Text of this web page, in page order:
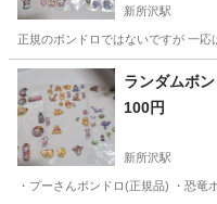
新所沢駅
正規のボンドロではないですが 一
埼玉 所沢市 新所沢駅
ランダムボ
100円
新所沢駅
・プーさんボンドロ(正規品) ・恐